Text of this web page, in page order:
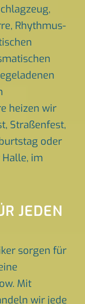
Rhythmus-
heizen wir
Straßenfest,
oder
im
JEDEN
sorgen für
Mit
wir jede